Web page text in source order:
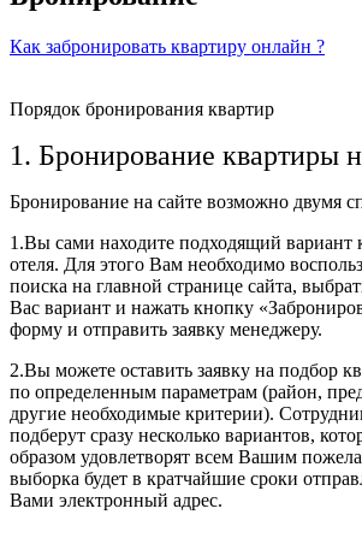
Как забронировать квартиру онлайн ?
Порядок бронирования квартир
1. Бронирование квартиры
Бронирование на сайте возможно двумя
1.Вы сами находите подходящий
отеля. Для этого Вам необходимо
поиска на главной странице сайта,
Вас вариант и нажать кнопку
форму и отправить заявку менеджеру.
2.Вы можете оставить заявку на подбор
по определенным параметрам (район,
другие необходимые критерии).
подберут сразу несколько вариантов,
образом удовлетворят всем Вашим
выборка будет в кратчайшие сроки
Вами электронный адрес.